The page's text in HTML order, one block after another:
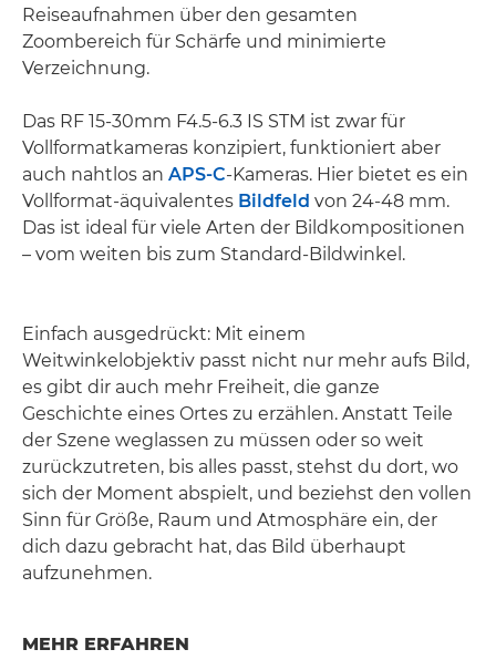
Reiseaufnahmen über den gesamten
Zoombereich für Schärfe und minimierte
Verzeichnung.
Das RF 15-30mm F4.5-6.3 IS STM ist zwar für
Vollformatkameras konzipiert, funktioniert aber
auch nahtlos an APS-C-Kameras. Hier bietet es ein
Vollformat-äquivalentes Bildfeld von 24-48 mm.
Das ist ideal für viele Arten der Bildkompositionen
– vom weiten bis zum Standard-Bildwinkel.
Einfach ausgedrückt: Mit einem
Weitwinkelobjektiv passt nicht nur mehr aufs Bild,
es gibt dir auch mehr Freiheit, die ganze
Geschichte eines Ortes zu erzählen. Anstatt Teile
der Szene weglassen zu müssen oder so weit
zurückzutreten, bis alles passt, stehst du dort, wo
sich der Moment abspielt, und beziehst den vollen
Sinn für Größe, Raum und Atmosphäre ein, der
dich dazu gebracht hat, das Bild überhaupt
aufzunehmen.
MEHR ERFAHREN